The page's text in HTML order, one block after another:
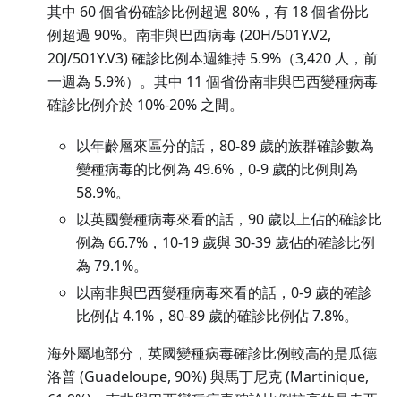
其中 60 個省份確診比例超過 80%，有 18 個省份比
例超過 90%。南非與巴西病毒 (20H/501Y.V2,
20J/501Y.V3) 確診比例本週維持 5.9%（3,420 人，前
一週為 5.9%）。其中 11 個省份南非與巴西變種病毒
確診比例介於 10%-20% 之間。
以年齡層來區分的話，80-89 歲的族群確診數為
變種病毒的比例為 49.6%，0-9 歲的比例則為
58.9%。
以英國變種病毒來看的話，90 歲以上佔的確診比
例為 66.7%，10-19 歲與 30-39 歲佔的確診比例
為 79.1%。
以南非與巴西變種病毒來看的話，0-9 歲的確診
比例佔 4.1%，80-89 歲的確診比例佔 7.8%。
海外屬地部分，英國變種病毒確診比例較高的是瓜德
洛普 (Guadeloupe, 90%) 與馬丁尼克 (Martinique,